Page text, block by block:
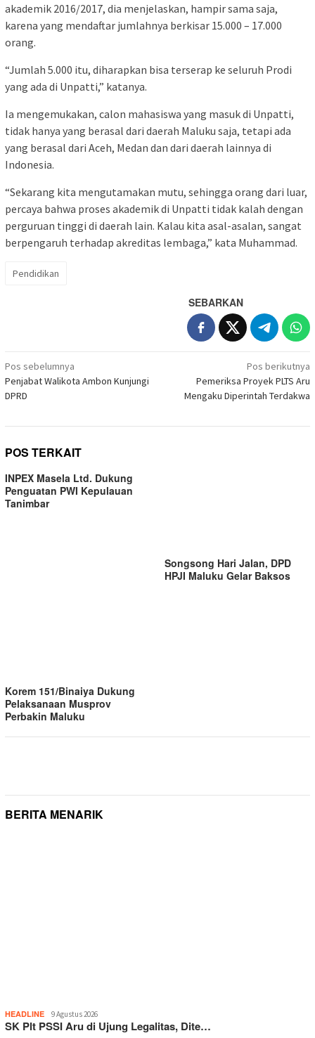
akademik 2016/2017, dia menjelaskan, hampir sama saja,
karena yang mendaftar jumlahnya berkisar 15.000 – 17.000
orang.
“Jumlah 5.000 itu, diharapkan bisa terserap ke seluruh Prodi
yang ada di Unpatti,” katanya.
Ia mengemukakan, calon mahasiswa yang masuk di Unpatti,
tidak hanya yang berasal dari daerah Maluku saja, tetapi ada
yang berasal dari Aceh, Medan dan dari daerah lainnya di
Indonesia.
“Sekarang kita mengutamakan mutu, sehingga orang dari luar,
percaya bahwa proses akademik di Unpatti tidak kalah dengan
perguruan tinggi di daerah lain. Kalau kita asal-asalan, sangat
berpengaruh terhadap akreditas lembaga,” kata Muhammad.
Pendidikan
SEBARKAN
Navigasi
pos
Pos sebelumnya
Penjabat Walikota Ambon Kunjungi
DPRD
Pos berikutnya
Pemeriksa Proyek PLTS Aru
Mengaku Diperintah Terdakwa
POS TERKAIT
INPEX Masela Ltd. Dukung
Penguatan PWI Kepulauan
Tanimbar
Songsong Hari Jalan, DPD
HPJI Maluku Gelar Baksos
Korem 151/Binaiya Dukung
Pelaksanaan Musprov
Perbakin Maluku
BERITA MENARIK
HEADLINE 9 Agustus 2026
SK Plt PSSI Aru di Ujung Legalitas, Dite…